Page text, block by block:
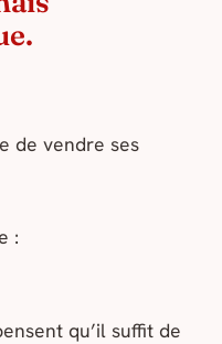
de vendre ses
:
qu’il suffit de